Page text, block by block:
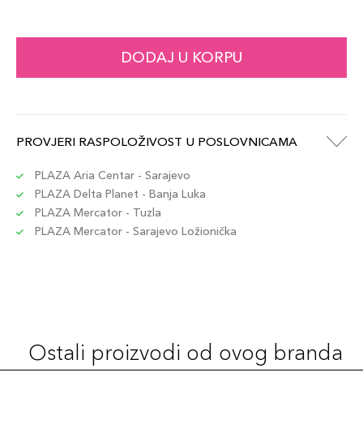
30ml / 320C
30ml / 430C
3614273792721
135,00 KM
30ml / 245C
Šifra artikla
DODAJ U KORPU
PROVJERI RASPOLOŽIVOST U POSLOVNICAMA
PLAZA Aria Centar - Sarajevo
PLAZA Delta Planet - Banja Luka
PLAZA Mercator - Tuzla
PLAZA Mercator - Sarajevo Ložionička
Ostali proizvodi od ovog branda